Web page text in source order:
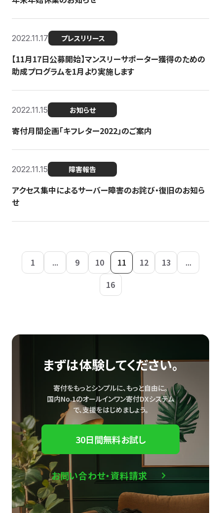
2022.11.17 プレスリリース
【11月17日公募開始】マンスリーサポーター獲得のための
助成プログラムを1月より実施します
2022.11.15 お知らせ
寄付月間企画「キフレター2022」のご案内
2022.11.15 障害報告
アクセス集中によるサーバー障害のお詫び・復旧のお知ら
せ
1 ... 9 10 11 12 13
...
16
まずは体験してください。
寄付をもっとシンプルに、もっと自由に。
国内No.1のオールインワン寄付DXシステム
で、支援をはじめましょう。
30日間無料お試し
お問い合わせ・資料請求